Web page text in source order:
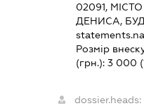
02091,
ДЕНИСА,
Розмір
(грн.): 3 000
dossier.heads: